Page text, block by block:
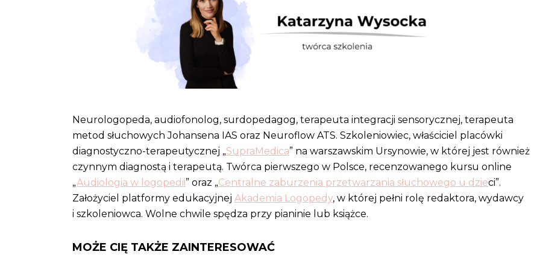
Neurologopeda, audiofonolog, surdopedagog, terapeuta integracji sensorycznej, terapeuta
metod słuchowych Johansena IAS oraz Neuroflow ATS. Szkoleniowiec, właściciel placówki
diagnostyczno-terapeutycznej „SupraMedica” na warszawskim Ursynowie, w której jest również
czynnym diagnostą i terapeutą. Twórca pierwszego w Polsce, recenzowanego kursu online
„Audiologia w logopedii” oraz „Centralne zaburzenia przetwarzania słuchowego u dzieci”.
Założyciel platformy edukacyjnej Akademia Logopedy, w której pełni rolę redaktora, wydawcy
i szkoleniowca. Wolne chwile spędza przy pianinie lub książce.
MOŻE CIĘ TAKŻE ZAINTERESOWAĆ